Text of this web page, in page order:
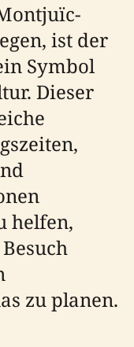
ist der
Symbol
Dieser
helfen,
zu planen.